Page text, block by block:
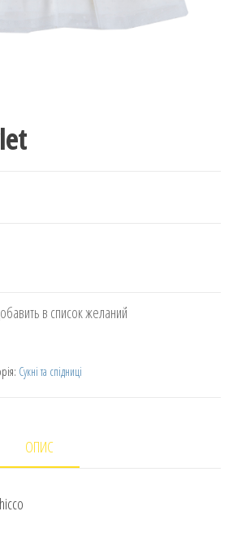
в список желаний
Сукні та спідниці
ОПИС